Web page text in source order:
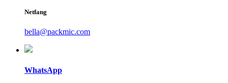
Netfang
bella@packmic.com
WhatsApp